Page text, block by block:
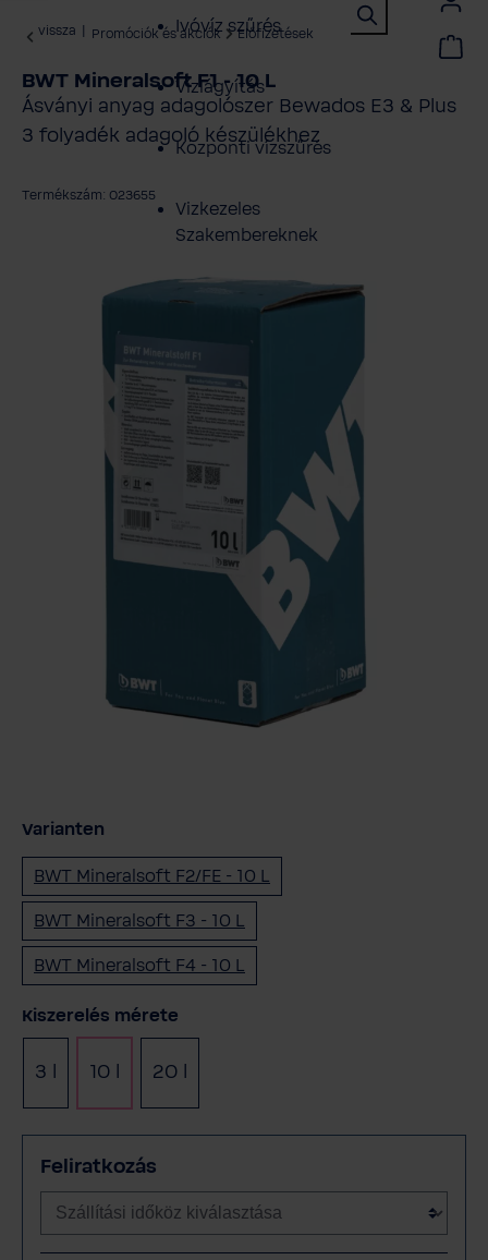
Ivóvíz szűrés
Vízlágyítás
Központi vízszűrés
Vizkezeles
Szakembereknek
Szerviz
Ügyfélszolgálat
BWT TERMÉK
DOKUMENTÁCIÓ
A BWT-ről
vissza Promóciók és akciók Előfizetések
BWT Mineralsoft F1 - 10 L
Ásványi anyag adagolószer Bewados E3 & Plus
3 folyadék adagoló készülékhez
Termékszám: 023655
Varianten
BWT Mineralsoft F2/FE - 10 L
BWT Mineralsoft F3 - 10 L
BWT Mineralsoft F4 - 10 L
Válasszon
Kiszerelés mérete
3 l 10 l 20 l
Feliratkozás